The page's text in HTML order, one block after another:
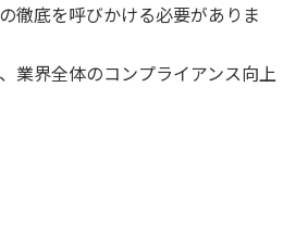
徹底を呼びかける必要がありま
業界全体のコンプライアンス向上